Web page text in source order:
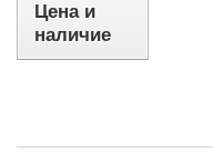
Цена и
наличие